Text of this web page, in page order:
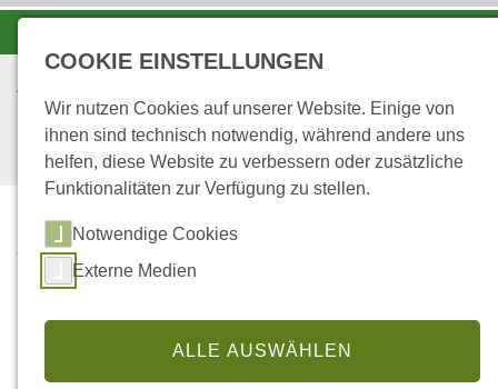
STARTSEITE
...
STEINMARDER
Steinmarder
COOKIE EINSTELLUNGEN
Wir nutzen Cookies auf unserer Website. Einige von
ihnen sind technisch notwendig, während andere uns
helfen, diese Website zu verbessern oder zusätzliche
Funktionalitäten zur Verfügung zu stellen.
Notwendige Cookies
Externe Medien
ALLE AUSWÄHLEN